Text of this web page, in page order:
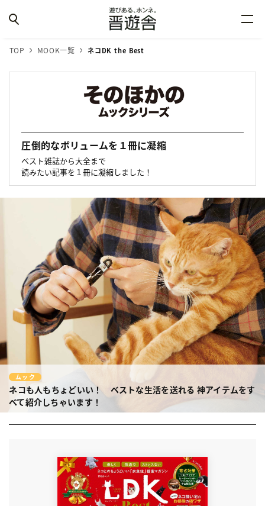
TOP MOOK一覧 ネコDK the Best
圧倒的なボリュームを１冊に凝縮
ベスト雑誌から大全まで
読みたい記事を１冊に凝縮しました！
ムック
ネコも人もちょどいい！ ベストな生活を送れる 神アイテムをす
べて紹介しちゃいます！